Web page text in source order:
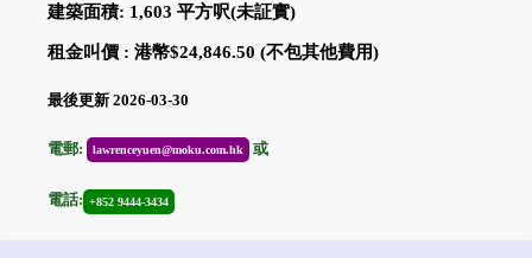
建築面積: 1,603 平方呎(未証實)
租金叫價 : 港幣$24,846.50 (不包其他費用)
最後更新 2026-03-30
電郵: lawrenceyuen@moku.com.hk 或
電話: +852 9444-3434